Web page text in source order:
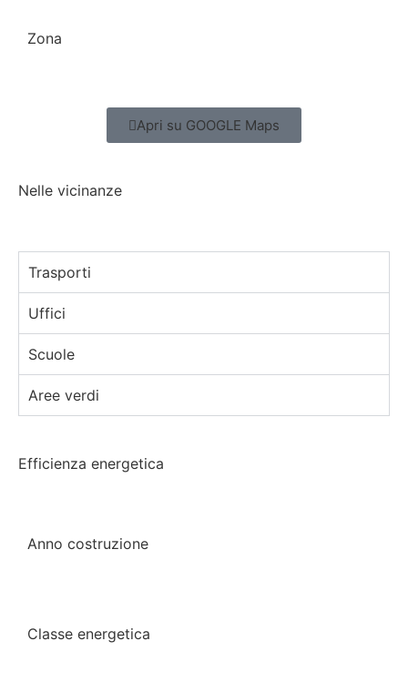
Tipo di contratto
Tipo di proprietà
Zona
Apri su GOOGLE Maps
Nelle vicinanze
Trasporti
Uffici
Scuole
Aree verdi
Efficienza energetica
Anno costruzione
Classe energetica